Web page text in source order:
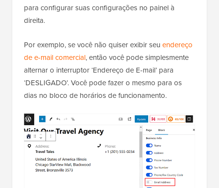
para configurar suas configurações no painel à
direita.
Por exemplo, se você não quiser exibir seu endereço
de e-mail comercial, então você pode simplesmente
alternar o interruptor ‘Endereço de E-mail’ para
‘DESLIGADO’. Você pode fazer o mesmo para os
dias no bloco de horários de funcionamento.